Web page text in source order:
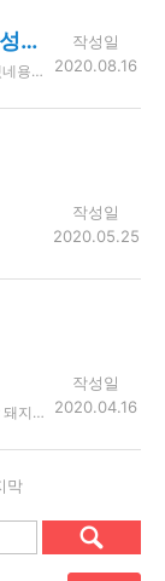
오랜만에 들어왔는데 ㅠ ㅠ 커뮤가 활성화 다시 되었으면
즐겨보세용 ㅋㅋ
작성일
2020.08.16
작성일
2020.05.25
백조
작성일
2020.04.16
막